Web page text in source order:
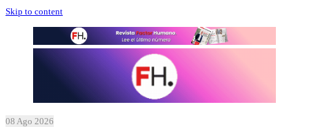
Skip to content
08 Ago 2026